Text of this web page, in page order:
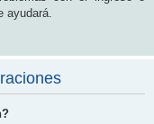
ayudará.